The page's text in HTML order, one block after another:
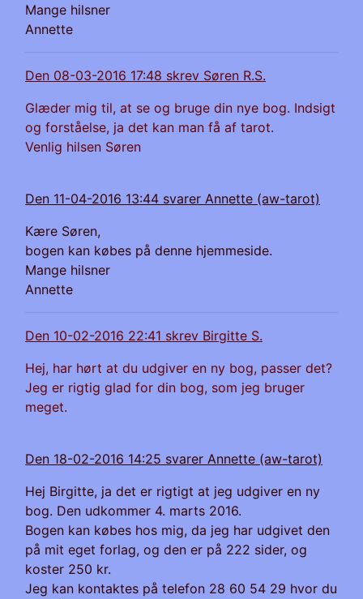
Mange hilsner
Annette
Den 08-03-2016 17:48 skrev Søren R.S.
Glæder mig til, at se og bruge din nye bog. Indsigt
og forståelse, ja det kan man få af tarot.
Venlig hilsen Søren
Den 11-04-2016 13:44 svarer Annette (aw-tarot)
Kære Søren,
bogen kan købes på denne hjemmeside.
Mange hilsner
Annette
Den 10-02-2016 22:41 skrev Birgitte S.
Hej, har hørt at du udgiver en ny bog, passer det?
Jeg er rigtig glad for din bog, som jeg bruger
meget.
Den 18-02-2016 14:25 svarer Annette (aw-tarot)
Hej Birgitte, ja det er rigtigt at jeg udgiver en ny
bog. Den udkommer 4. marts 2016.
Bogen kan købes hos mig, da jeg har udgivet den
på mit eget forlag, og den er på 222 sider, og
koster 250 kr.
Jeg kan kontaktes på telefon 28 60 54 29 hvor du